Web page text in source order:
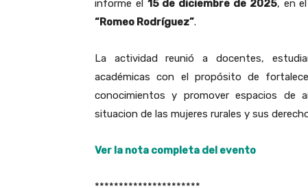
informe el 15 de diciembre de 2025, en
“Romeo Rodríguez”.
La actividad reunió a docentes,
académicas con el propósito de
conocimientos y promover espacios de
situacion de las mujeres rurales y sus
Ver la nota completa del evento